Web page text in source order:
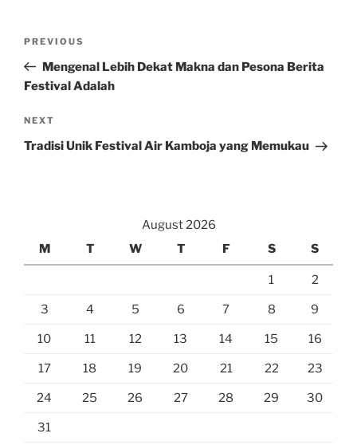
Previous
Post
PREVIOUS
Mengenal Lebih Dekat Makna dan Pesona Berita
Festival Adalah
Next
Post
NEXT
Tradisi Unik Festival Air Kamboja yang Memukau
August 2026
M
T W T F S S
1 2
3 4 5 6 7 8 9
10 11 12 13 14 15 16
17 18 19 20 21 22 23
24 25 26 27 28 29 30
31